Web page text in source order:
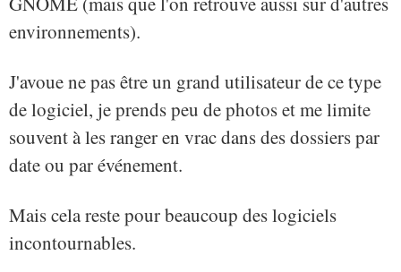
environnements).
J'avoue ne pas être un grand utilisateur de ce type
de logiciel, je prends peu de photos et me limite
souvent à les ranger en vrac dans des dossiers par
date ou par événement.
Mais cela reste pour beaucoup des logiciels
incontournables.